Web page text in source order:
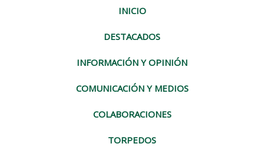
INICIO
DESTACADOS
INFORMACIÓN Y OPINIÓN
COMUNICACIÓN Y MEDIOS
COLABORACIONES
TORPEDOS